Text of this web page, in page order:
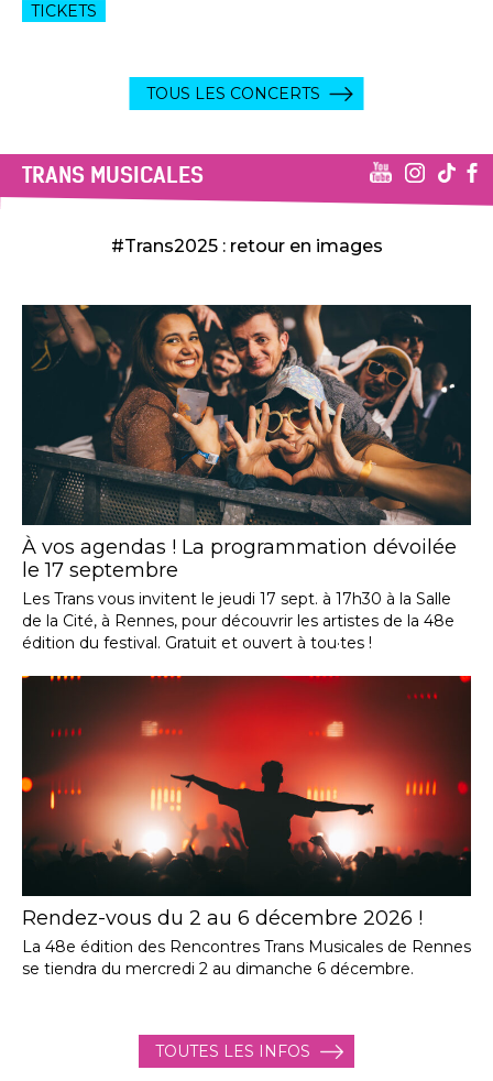
TICKETS
TOUS LES CONCERTS
TRANS MUSICALES
#Trans2025 : retour en images
À vos agendas ! La programmation dévoilée
le 17 septembre
Les Trans vous invitent le jeudi 17 sept. à 17h30 à la Salle
de la Cité, à Rennes, pour découvrir les artistes de la 48e
édition du festival. Gratuit et ouvert à tou·tes !
Rendez-vous du 2 au 6 décembre 2026 !
La 48e édition des Rencontres Trans Musicales de Rennes
se tiendra du mercredi 2 au dimanche 6 décembre.
TOUTES LES INFOS